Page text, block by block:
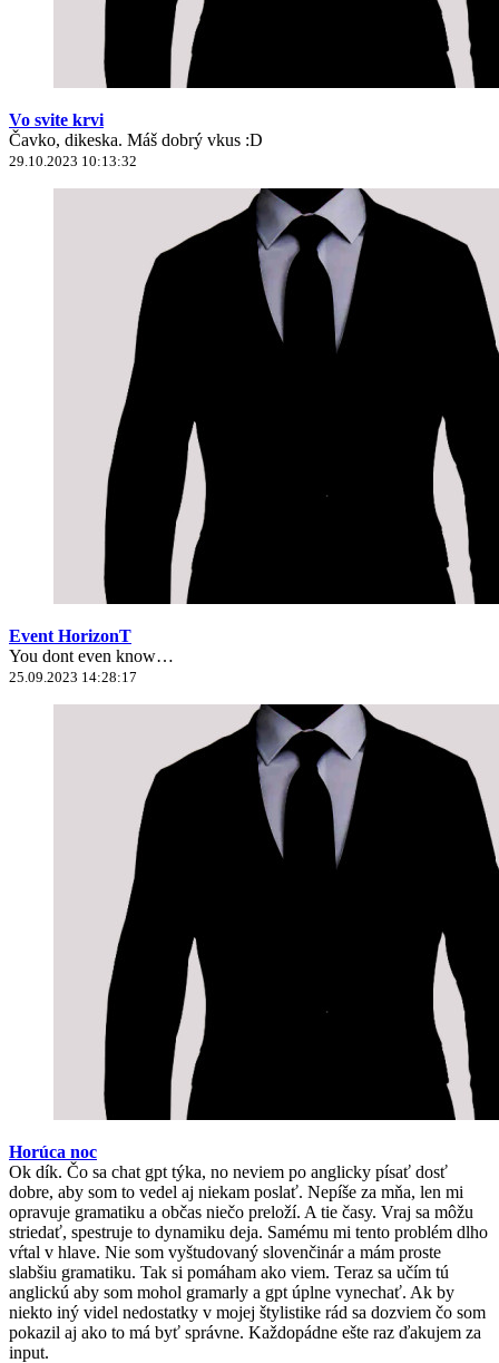
Vo svite krvi
Čavko, dikeska. Máš dobrý vkus :D
29.10.2023 10:13:32
Event HorizonT
You dont even know…
25.09.2023 14:28:17
Horúca noc
Ok dík. Čo sa chat gpt týka, no neviem po anglicky písať dosť
dobre, aby som to vedel aj niekam poslať. Nepíše za mňa, len mi
opravuje gramatiku a občas niečo preloží. A tie časy. Vraj sa môžu
striedať, spestruje to dynamiku deja. Samému mi tento problém dlho
vŕtal v hlave. Nie som vyštudovaný slovenčinár a mám proste
slabšiu gramatiku. Tak si pomáham ako viem. Teraz sa učím tú
anglickú aby som mohol gramarly a gpt úplne vynechať. Ak by
niekto iný videl nedostatky v mojej štylistike rád sa dozviem čo som
pokazil aj ako to má byť správne. Každopádne ešte raz ďakujem za
input.